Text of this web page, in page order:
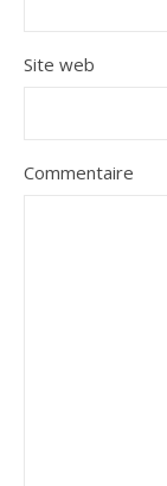
Site web
Commentaire